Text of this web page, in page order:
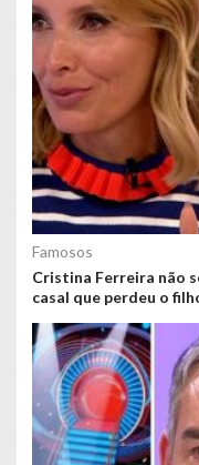
Famosos
Cristina Ferreira não
casal que perdeu o